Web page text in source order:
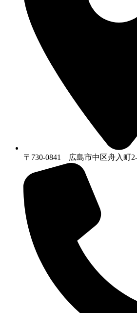
〒730-0841 広島市中区舟入町